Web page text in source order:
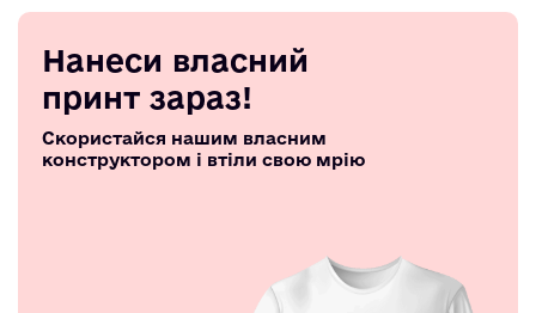
Нанеси власний
принт зараз!
Скористайся нашим власним
конструктором і втіли свою мрію